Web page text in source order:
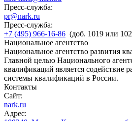
Пресс-служба:
pr@nark.ru
Пресс-служба:
+7 (495) 966-16-86 (доб. 1019 или
Национальное агентство
Национальное агентство развития
Главной целью Национального
квалификаций является содействие
системы квалификаций в России.
Контакты
Сайт:
nark.ru
Адрес: